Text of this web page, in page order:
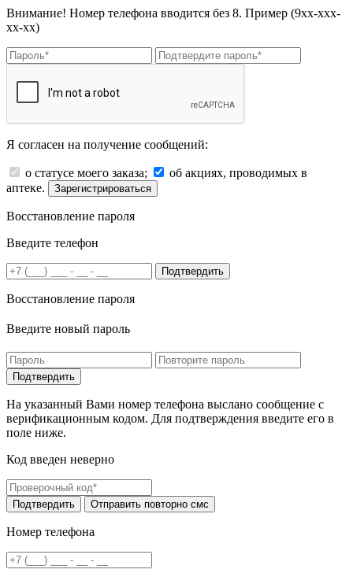
Внимание! Номер телефона вводится без 8. Пример (9хх-ххх-
хх-хх)
Я согласен на получение сообщений:
о статусе моего заказа;
об акциях, проводимых в
аптеке.
Зарегистрироваться
Восстановление пароля
Введите телефон
Подтвердить
Восстановление пароля
Введите новый пароль
На указанный Вами номер телефона выслано сообщение с
верификационным кодом. Для подтверждения введите его в
поле ниже.
Код введен неверно
Номер телефона